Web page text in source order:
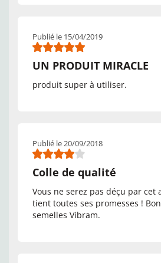
Publié le 15/04/2019
UN PRODUIT MIRACLE
produit super à utiliser.
Publié le 20/09/2018
Colle de qualité
Vous ne serez pas déçu par cet
tient toutes ses promesses !
semelles Vibram.